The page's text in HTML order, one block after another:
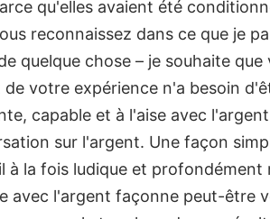
qu'elles avaient été
reconnaissez dans ce que je
quelque chose – je souhaite
de votre expérience n'a besoin
capable et à l'aise avec
sur l'argent. Une façon
à la fois ludique et
avec l'argent façonne peut-être